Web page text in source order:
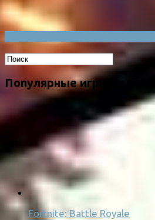
Популярные игры на сайте
Fortnite: Battle Royale